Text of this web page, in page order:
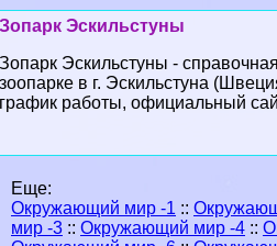
Зопарк Эскильстуны
Зопарк Эскильстуны -
зоопарке в г. Эскильстуна
график работы, официальный
Еще:
Окружающий мир -1 ::
мир -3 :: Окружающий мир -4 ::